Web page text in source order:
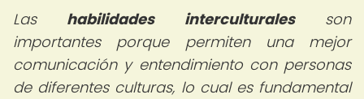
Las habilidades interculturalesson
importantes porque permiten una mejor
comunicación y entendimiento con personas
de diferentes culturas, lo cual es fundamental